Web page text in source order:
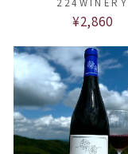
¥2,860